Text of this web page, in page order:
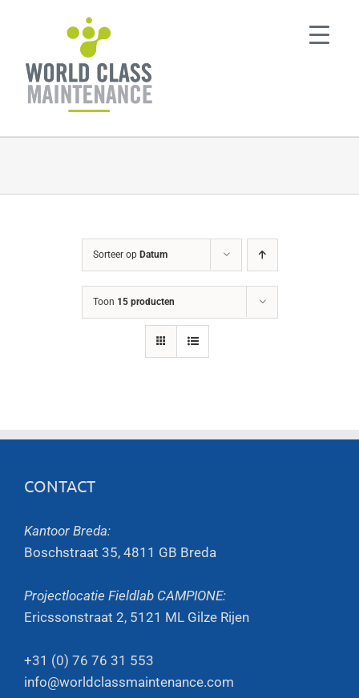
Sorteer op Datum
Toon 15 producten
CONTACT
Kantoor Breda:
Boschstraat 35, 4811 GB Breda
Projectlocatie Fieldlab CAMPIONE:
Ericssonstraat 2, 5121 ML Gilze Rijen
+31 (0) 76 76 31 553
info@worldclassmaintenance.com